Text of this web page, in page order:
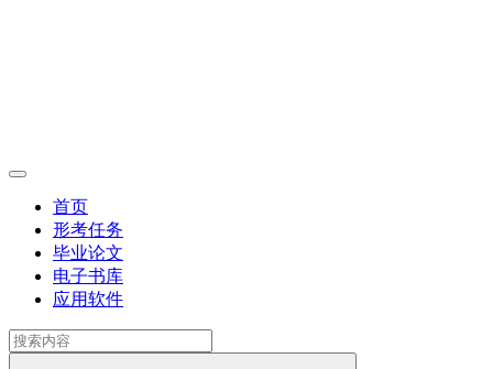
首页
形考任务
毕业论文
电子书库
应用软件